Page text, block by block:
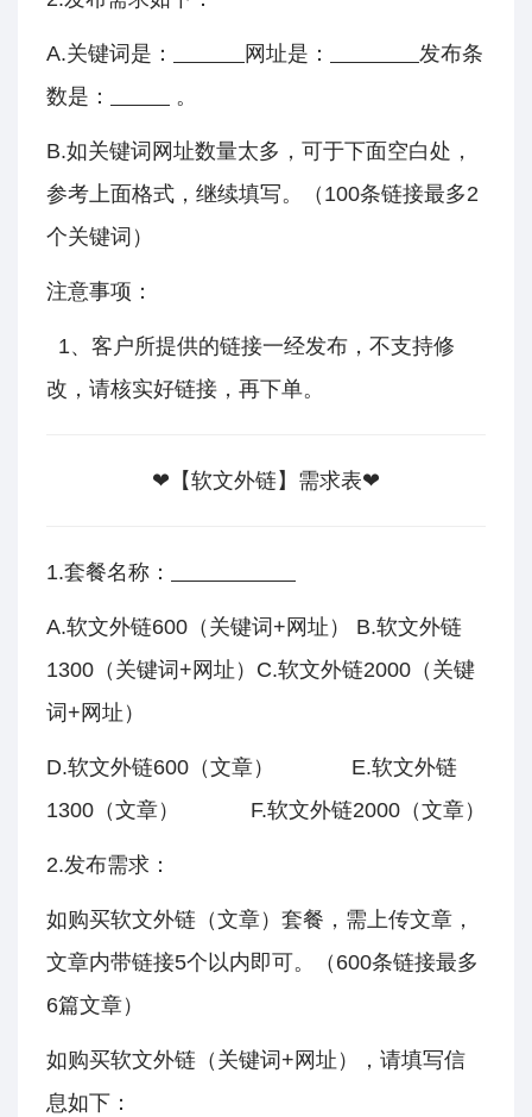
A.关键词是： 网址是：
发布条
数是：
。
B.如关键词网址数量太多，可于下面空白处，
参考上面格式，继续填写。（100条链接最多2
个关键词）
注意事项：
1、客户所提供的链接一经发布，不支持修
改，请核实好链接，再下单。
❤ 【软文外链】需求表❤
1.套餐名称：
A.软文外链600（关键词+网址） B.软文外链
1300（关键词+网址）C.软文外链2000（关键
词+网址）
D.软文外链600（文章） E.软文外链
1300（文章） F.软文外链2000（文章）
2.发布需求：
如购买软文外链（文章）套餐，需上传文章，
文章内带链接5个以内即可。（600条链接最多
6篇文章）
如购买软文外链（关键词+网址），请填写信
息如下：